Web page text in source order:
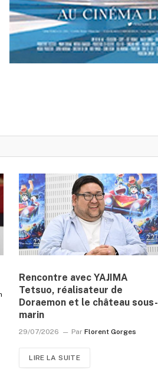
Rencontre avec YAJIMA
Tetsuo, réalisateur de
Doraemon et le château sous-
marin
29/07/2026 Par Florent Gorges
LIRE LA SUITE